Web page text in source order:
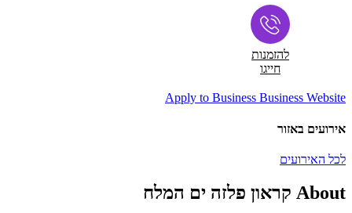
להזמנות
חייגו
Apply to Business Business Website
אירועים באזור
לכל האירועים
About קראון פלזה ים המלח